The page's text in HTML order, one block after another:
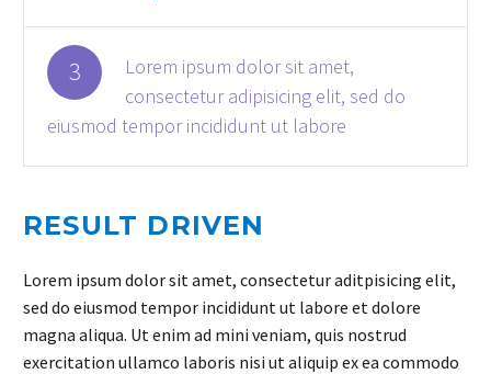
3
Lorem ipsum dolor sit amet,
consectetur adipisicing elit, sed do
eiusmod tempor incididunt ut labore
RESULT DRIVEN
Lorem ipsum dolor sit amet, consectetur aditpisicing elit,
sed do eiusmod tempor incididunt ut labore et dolore
magna aliqua. Ut enim ad mini veniam, quis nostrud
exercitation ullamco laboris nisi ut aliquip ex ea commodo